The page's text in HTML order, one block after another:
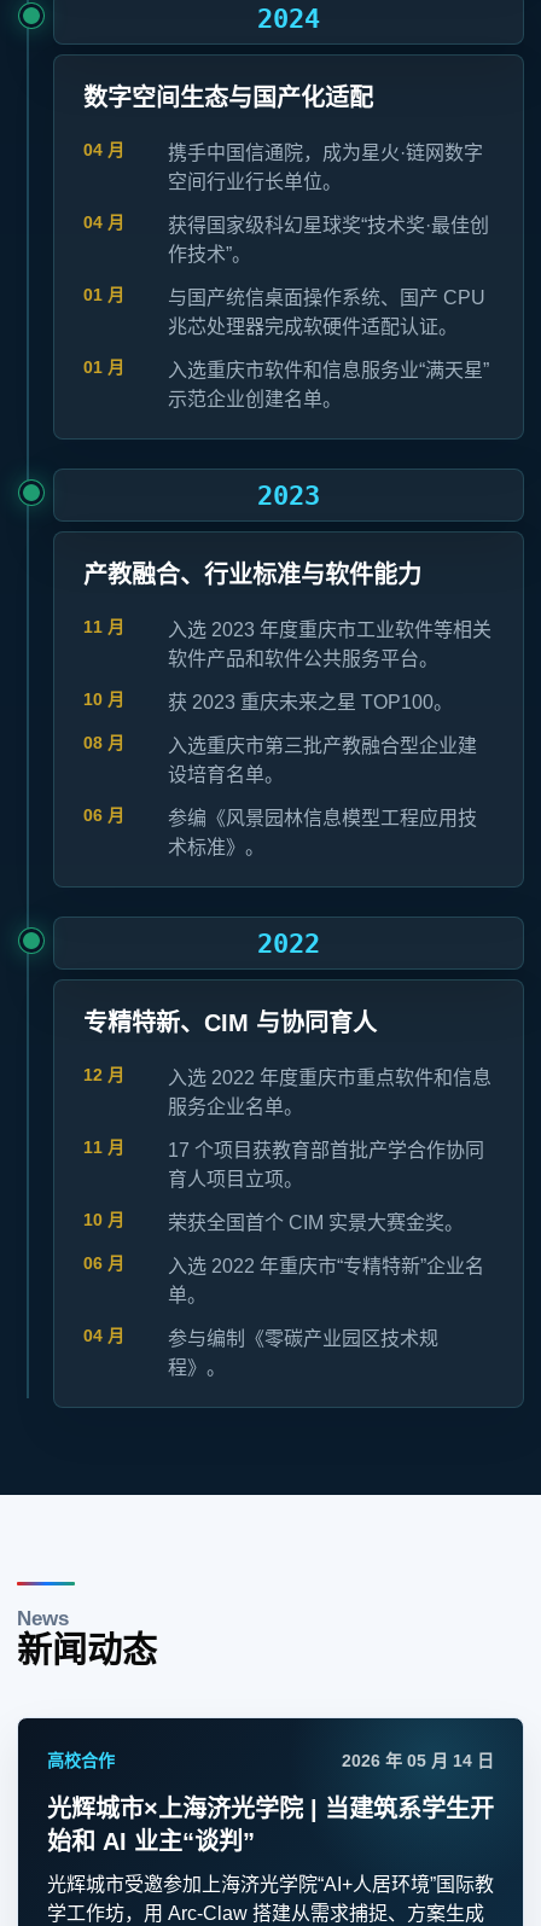
2024
数字空间生态与国产化适配
04 月
携手中国信通院，成为星火·链网数字
空间行业行长单位。
04 月
获得国家级科幻星球奖“技术奖·最佳创
作技术”。
01 月
与国产统信桌面操作系统、国产 CPU
兆芯处理器完成软硬件适配认证。
01 月
入选重庆市软件和信息服务业“满天星”
示范企业创建名单。
2023
产教融合、行业标准与软件能力
11 月
入选 2023 年度重庆市工业软件等相关
软件产品和软件公共服务平台。
10 月 获 2023 重庆未来之星 TOP100。
08 月
入选重庆市第三批产教融合型企业建
设培育名单。
06 月
参编《风景园林信息模型工程应用技
术标准》。
2022
专精特新、CIM 与协同育人
12 月
入选 2022 年度重庆市重点软件和信息
服务企业名单。
11 月
17 个项目获教育部首批产学合作协同
育人项目立项。
10 月 荣获全国首个 CIM 实景大赛金奖。
06 月
入选 2022 年重庆市“专精特新”企业名
单。
04 月
参与编制《零碳产业园区技术规
程》。
News
新闻动态
高校合作 2026 年 05 月 14 日
光辉城市×上海济光学院 | 当建筑系学生开
始和 AI 业主“谈判”
光辉城市受邀参加上海济光学院“AI+人居环境”国际教
学工作坊，用 Arc-Claw 搭建从需求捕捉、方案生成